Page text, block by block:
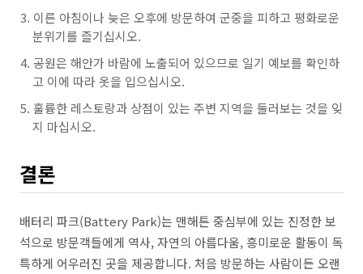
이른 아침이나 늦은 오후에 방문하여 군중을 피하고 평화로운
분위기를 즐기십시오.
공원은 해안가 바람에 노출되어 있으므로 일기 예보를 확인하
고 이에 따라 옷을 입으십시오.
훌륭한 레스토랑과 상점이 있는 주변 지역을 둘러보는 것을 잊
지 마십시오.
결론
배터리 파크(Battery Park)는 맨해튼 중심부에 있는 진정한 보
석으로 방문객들에게 역사, 자연의 아름다움, 흥미로운 활동이 독
특하게 어우러진 곳을 제공합니다. 처음 방문하는 사람이든 오랜